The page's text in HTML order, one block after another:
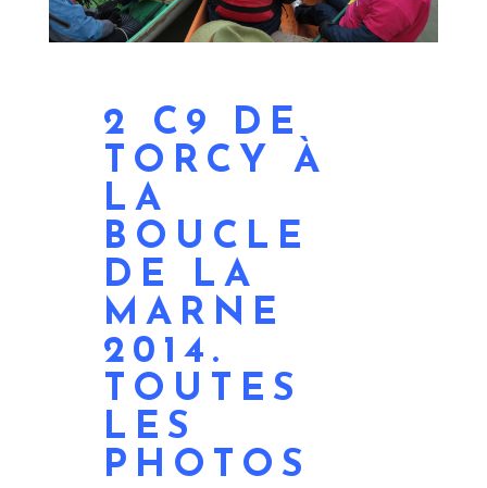
2 C9 DE
TORCY À
LA
BOUCLE
DE LA
MARNE
2014.
TOUTES
LES
PHOTOS